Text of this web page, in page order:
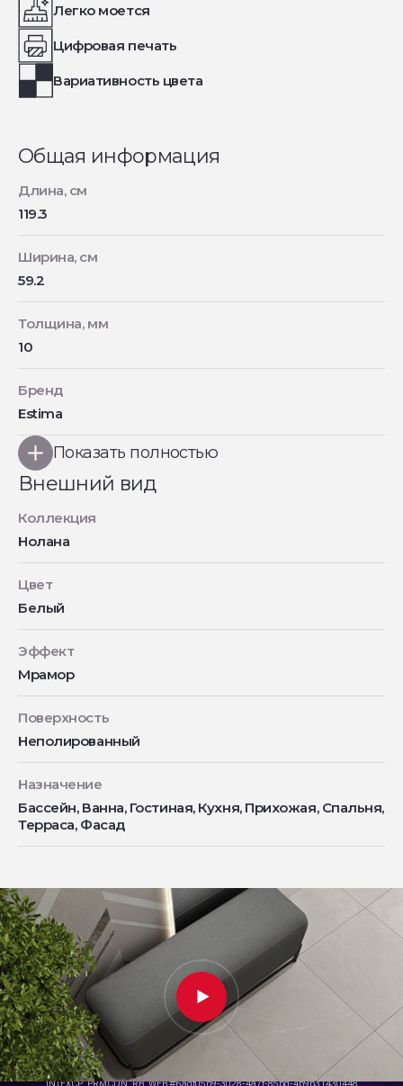
Легко моется
Цифровая печать
Вариативность цвета
Общая информация
Длина, см
119.3
Ширина, см
59.2
Толщина, мм
10
Бренд
Estima
Показать полностью
Внешний вид
Коллекция
Нолана
Цвет
Белый
Эффект
Мрамор
Поверхность
Неполированный
Назначение
Бассейн, Ванна, Гостиная, Кухня, Прихожая, Спальня,
Терраса, Фасад